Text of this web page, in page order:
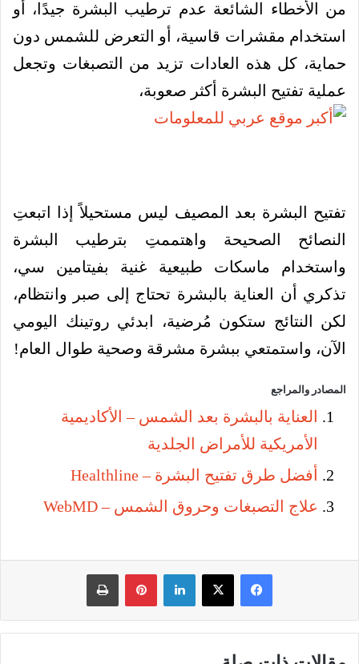
من الأخطاء الشائعة عدم ترطيب البشرة جيدًا، أو
استخدام مقشرات قاسية، أو التعرض للشمس دون
حماية، كل هذه العادات تزيد من التصبغات وتجعل
عملية تفتيح البشرة أكثر صعوبة،
تفتيح البشرة بعد المصيف ليس مستحيلاً إذا اتبعتِ
النصائح الصحيحة واهتممتِ بترطيب البشرة
واستخدام ماسكات طبيعية غنية بفيتامين سي،
تذكري أن العناية بالبشرة تحتاج إلى صبر وانتظام،
لكن النتائج ستكون مُرضية، ابدئي روتينك اليومي
الآن، واستمتعي ببشرة مشرقة وصحية طوال العام!
المصادر والمراجع
العناية بالبشرة بعد الشمس – الأكاديمية
الأمريكية للأمراض الجلدية
أفضل طرق تفتيح البشرة – Healthline
علاج التصبغات وحروق الشمس – WebMD
فيسبوك لينكدإن بينتيريست